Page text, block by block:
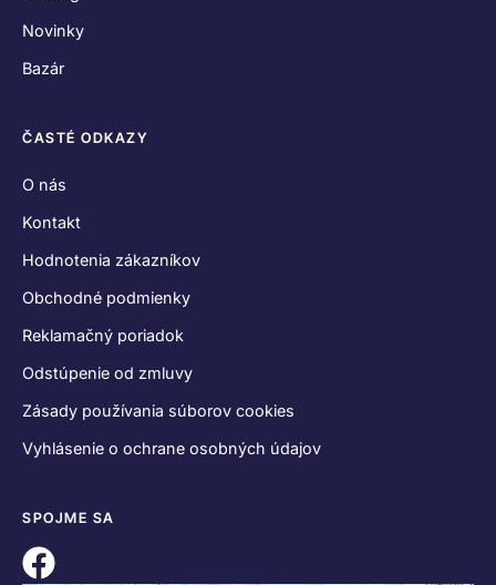
Novinky
Bazár
ČASTÉ ODKAZY
O nás
Kontakt
Hodnotenia zákazníkov
Obchodné podmienky
Reklamačný poriadok
Odstúpenie od zmluvy
Zásady používania súborov cookies
Vyhlásenie o ochrane osobných údajov
SPOJME SA